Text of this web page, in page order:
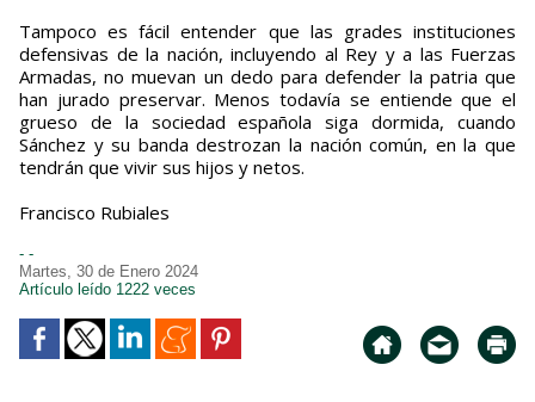
Tampoco es fácil entender que las grades instituciones
defensivas de la nación, incluyendo al Rey y a las Fuerzas
Armadas, no muevan un dedo para defender la patria que
han jurado preservar. Menos todavía se entiende que el
grueso de la sociedad española siga dormida, cuando
Sánchez y su banda destrozan la nación común, en la que
tendrán que vivir sus hijos y netos.
Francisco Rubiales
- -
Martes, 30 de Enero 2024
Artículo leído 1222 veces